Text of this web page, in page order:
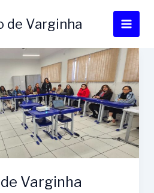
de Varginha
Varginha